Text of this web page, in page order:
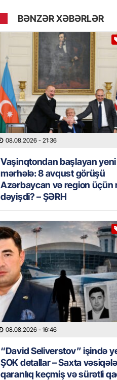
BƏNZƏR XƏBƏRLƏR
08.08.2026 - 21:36
Vaşinqtondan başlayan yeni
mərhələ: 8 avqust görüşü
Azərbaycan və region üçün
dəyişdi? – ŞƏRH
08.08.2026 - 16:46
“David Seliverstov” işində
ŞOK detallar – Saxta
qaranlıq keçmiş və sürətli